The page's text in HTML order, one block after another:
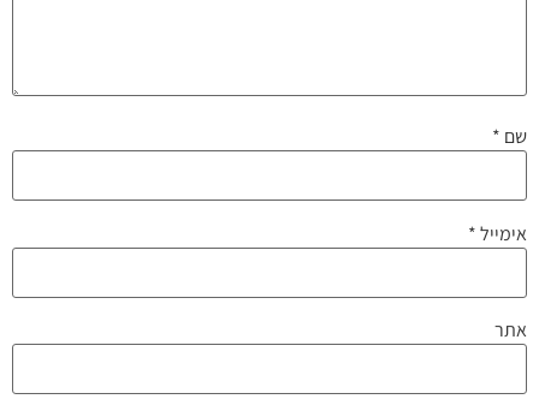
שם *
אימייל*
אתר